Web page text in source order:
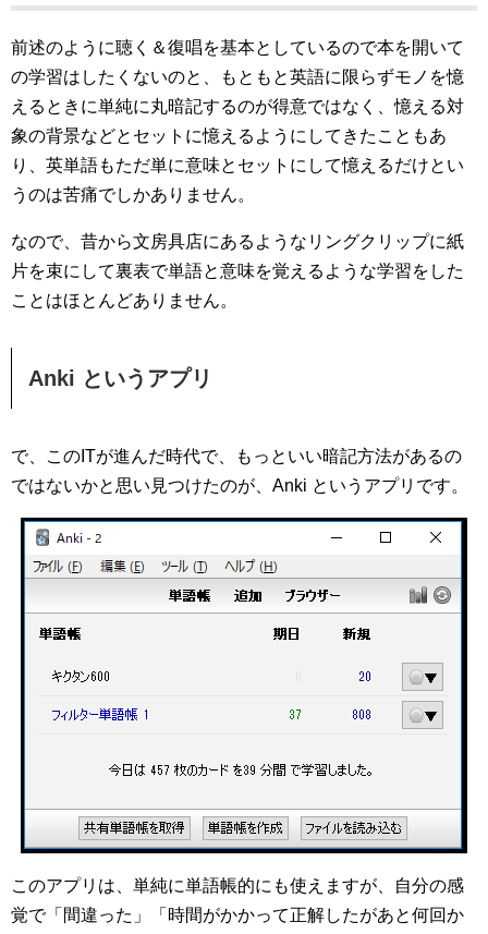
前述のように聴く＆復唱を基本としているので本を開いて
の学習はしたくないのと、もともと英語に限らずモノを憶
えるときに単純に丸暗記するのが得意ではなく、憶える対
象の背景などとセットに憶えるようにしてきたこともあ
り、英単語もただ単に意味とセットにして憶えるだけとい
うのは苦痛でしかありません。
なので、昔から文房具店にあるようなリングクリップに紙
片を束にして裏表で単語と意味を覚えるような学習をした
ことはほとんどありません。
Anki というアプリ
で、このITが進んだ時代で、もっといい暗記方法があるの
ではないかと思い見つけたのが、Anki というアプリです。
このアプリは、単純に単語帳的にも使えますが、自分の感
覚で「間違った」「時間がかかって正解したがあと何回か